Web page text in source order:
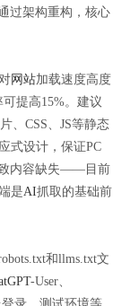
过架构重构，核心
网站加载速度高度
提高15%。建议
、CSS、JS等静态
式设计，保证PC
致内容缺失——目前
是AI抓取的基础前
和llms.txt文
-User、